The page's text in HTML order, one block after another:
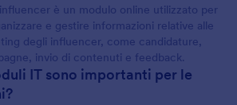
è un modulo online utilizzato per
e gestire informazioni relative alle
degli influencer, come candidature,
invio di contenuti e feedback.
IT sono importanti per le